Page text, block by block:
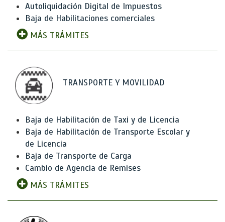
Autoliquidación Digital de Impuestos
Baja de Habilitaciones comerciales
MÁS TRÁMITES
TRANSPORTE Y MOVILIDAD
Baja de Habilitación de Taxi y de Licencia
Baja de Habilitación de Transporte Escolar y
de Licencia
Baja de Transporte de Carga
Cambio de Agencia de Remises
MÁS TRÁMITES